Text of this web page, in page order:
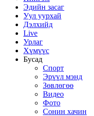
Эдийн засаг
Уул уурхай
Дэлхийд
Live
Урлаг
Хүмүүс
Бусад
Спорт
Эрүүл мэнд
Зөвлөгөө
Видео
Фото
Сонин хачин